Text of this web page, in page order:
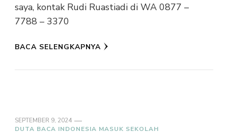
saya, kontak Rudi Ruastiadi di WA 0877 –
7788 – 3370
BACA SELENGKAPNYA
SEPTEMBER 9, 2024
DUTA BACA INDONESIA MASUK SEKOLAH